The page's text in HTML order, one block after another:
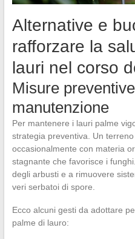
Alternative e
rafforzare la
lauri nel corso
Misure
manutenzione
Per mantenere i lauri palme
strategia preventiva. Un
occasionalmente con materia
stagnante che favorisce i
degli arbusti e a rimuovere
veri serbatoi di spore.
Ecco alcuni gesti da adottare
palme di lauro: